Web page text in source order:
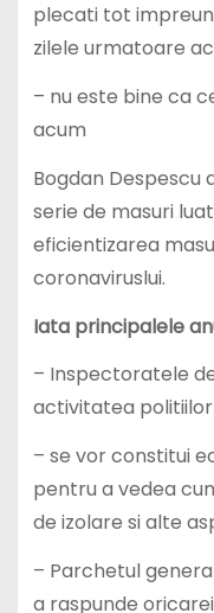
plecati tot
zilele urmatoare
– nu este bine ca
acum
Bogdan Despescu
serie de masuri
eficientizarea
coronaviruslui.
Iata principalele
– Inspectoratele
activitatea
– se vor constitui
pentru a vedea
de izolare si alte
– Parchetul
a raspunde